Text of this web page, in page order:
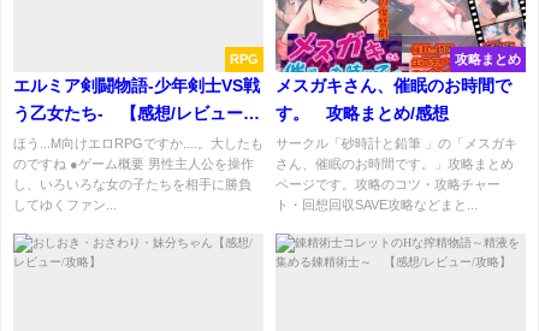
RPG
エルミア剣闘物語-少年剣士VS戦
う乙女たち- 【感想/レビュー/
攻略】
ほう...M向けエロRPGですか....。大したも
のですね ●ゲーム概要 男性主人公を操作
し、いろいろな女の子たちを相手に勝負
してゆくファン...
攻略まとめ
メスガキさん、催眠のお時間で
す。 攻略まとめ/感想
サークル「砂時計と鉛筆 」の「メスガキ
さん、催眠のお時間です。」攻略まとめ
ページです。攻略のコツ・攻略チャー
ト・回想回収SAVE攻略などまと...